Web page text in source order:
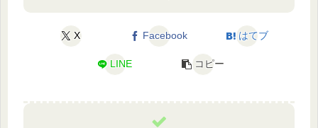
X Facebook はてブ
LINE コピー